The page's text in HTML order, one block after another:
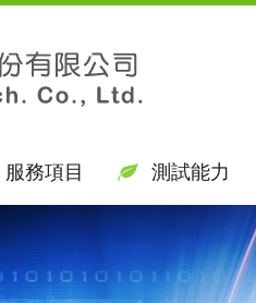
服務項目 測試能力